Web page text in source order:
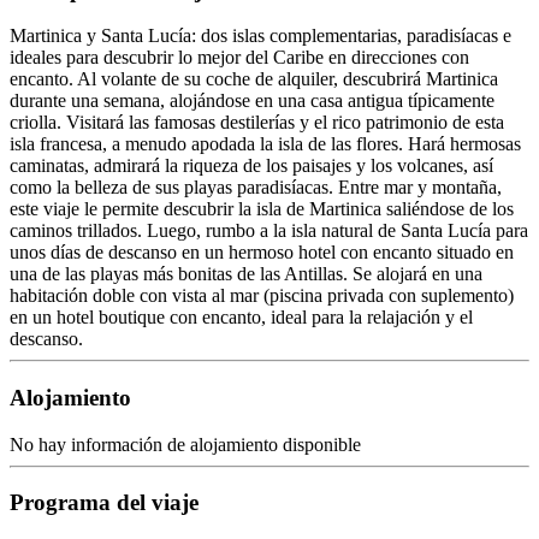
Martinica y Santa Lucía: dos islas complementarias, paradisíacas e
ideales para descubrir lo mejor del Caribe en direcciones con
encanto. Al volante de su coche de alquiler, descubrirá Martinica
durante una semana, alojándose en una casa antigua típicamente
criolla. Visitará las famosas destilerías y el rico patrimonio de esta
isla francesa, a menudo apodada la isla de las flores. Hará hermosas
caminatas, admirará la riqueza de los paisajes y los volcanes, así
como la belleza de sus playas paradisíacas. Entre mar y montaña,
este viaje le permite descubrir la isla de Martinica saliéndose de los
caminos trillados. Luego, rumbo a la isla natural de Santa Lucía para
unos días de descanso en un hermoso hotel con encanto situado en
una de las playas más bonitas de las Antillas. Se alojará en una
habitación doble con vista al mar (piscina privada con suplemento)
en un hotel boutique con encanto, ideal para la relajación y el
descanso.
Alojamiento
No hay información de alojamiento disponible
Programa del viaje